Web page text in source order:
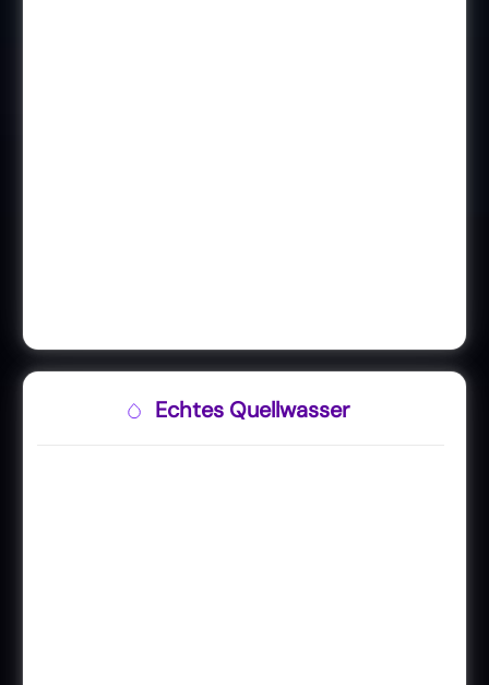
Echtes Quellwasser